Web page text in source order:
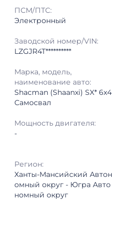
17.07.2026, 11:52 МСК
Открытые торги
50 000 ₽
ПСМ/ПТС:
Электронный
Заводской номер/VIN:
LZGJR4T**********
Марка, модель,
наименование авто:
Shacman (Shaanxi) SX* 6x4
Самосвал
Мощность двигателя:
-
Регион:
Ханты-Мансийский Автон
омный округ - Югра Авто
номный округ